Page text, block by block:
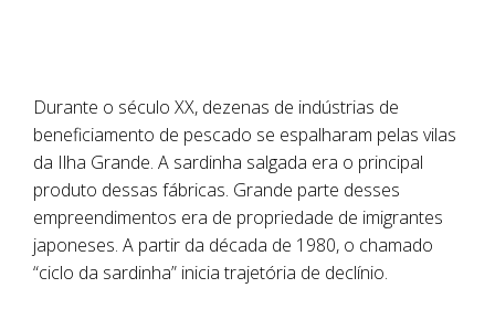
Durante o século XX, dezenas de indústrias de
beneficiamento de pescado se espalharam pelas vilas
da Ilha Grande. A sardinha salgada era o principal
produto dessas fábricas. Grande parte desses
empreendimentos era de propriedade de imigrantes
japoneses. A partir da década de 1980, o chamado
“ciclo da sardinha” inicia trajetória de declínio.